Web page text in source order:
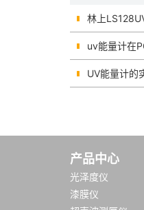
林上
uv能量计在
UV能量计的
产品中心
光泽度仪
漆膜仪